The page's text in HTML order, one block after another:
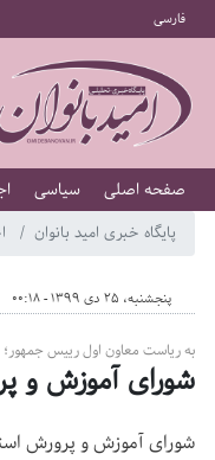
فارسی
صفحه اصلی سیاسی
پایگاه خبری امید بانوان
پنجشنبه، 25 دی 1399 - 00:18
به ریاست معاون اول رییس جمهور؛
شورای آموزش و
شورای آموزش و پرورش